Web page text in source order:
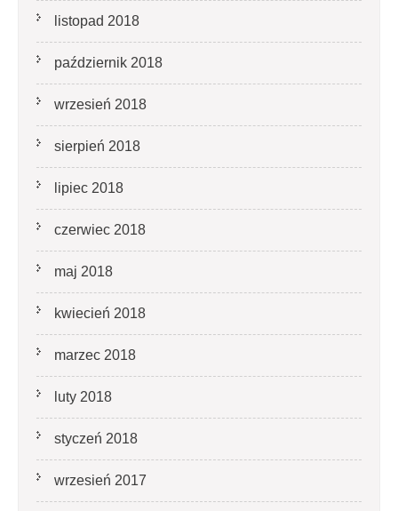
listopad 2018
październik 2018
wrzesień 2018
sierpień 2018
lipiec 2018
czerwiec 2018
maj 2018
kwiecień 2018
marzec 2018
luty 2018
styczeń 2018
wrzesień 2017